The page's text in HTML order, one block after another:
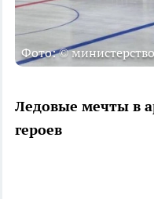
Фото: ©
Ледовые мечты в
героев